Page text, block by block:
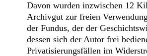
Davon wurden inzwischen 12
Archivgut zur freien
der Fundus, der der
dessen sich der Autor frei
Privatisierungsfällen im